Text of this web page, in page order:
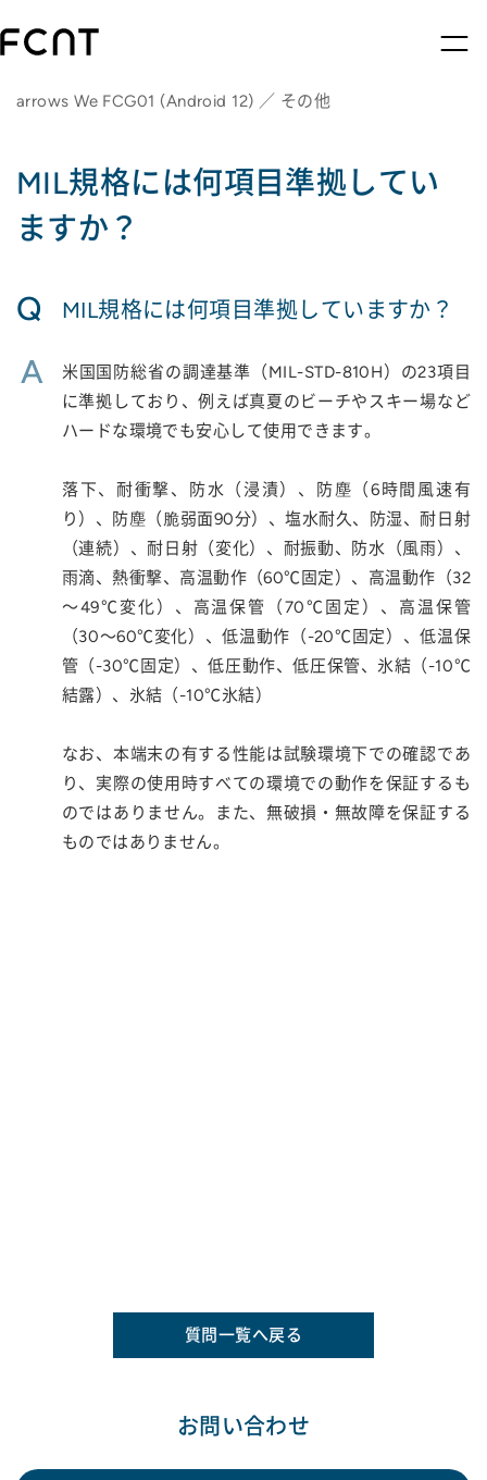
arrows We FCG01 (Android 12) ／ その他
MIL規格には何項目準拠してい
ますか？
Q MIL規格には何項目準拠していますか？
A
米国国防総省の調達基準（MIL-STD-810H）の23項目
に準拠しており、例えば真夏のビーチやスキー場など
ハードな環境でも安心して使用できます。
落下、耐衝撃、防水（浸漬）、防塵（6時間風速有
り）、防塵（脆弱面90分）、塩水耐久、防湿、耐日射
（連続）、耐日射（変化）、耐振動、防水（風雨）、
雨滴、熱衝撃、高温動作（60℃固定）、高温動作（32
～49℃変化）、高温保管（70℃固定）、高温保管
（30～60℃変化）、低温動作（-20℃固定）、低温保
管（-30℃固定）、低圧動作、低圧保管、氷結（-10℃
結露）、氷結（-10℃氷結）
なお、本端末の有する性能は試験環境下での確認であ
り、実際の使用時すべての環境での動作を保証するも
のではありません。また、無破損・無故障を保証する
ものではありません。
質問一覧へ戻る
お問い合わせ